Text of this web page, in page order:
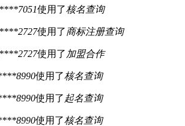
使用了核名查询
使用了 商标注册查询
使用了 加盟合作
使用了核名查询
使用了 起名查询
使用了核名查询